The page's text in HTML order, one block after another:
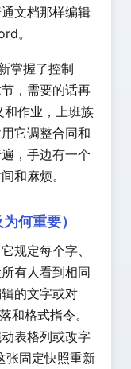
文档那样编辑
。
掌握了控制
，需要的话再
和作业，上班族
它调整合同和
，手边有一个
和麻烦。
何重要）
规定每个字、
有人看到相同
的文字或对
和格式指令。
表格列或改字
张固定快照重新